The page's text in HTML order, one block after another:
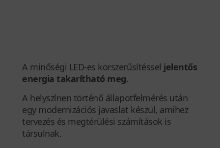
A minőségi LED-es korszerűsítéssel jelentős
energia takarítható meg.
A helyszínen történő állapotfelmérés után
egy modernizációs javaslat készül, amihez
tervezés és megtérülési számítások is
társulnak.